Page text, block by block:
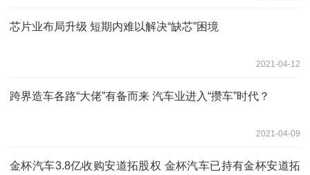
芯片业布局升级 短期内难以解决“缺芯”困境
2021-04-12
跨界造车各路“大佬”有备而来 汽车业进入“攒车”时代？
2021-04-09
金杯汽车3.8亿收购安道拓股权 金杯汽车已持有金杯安道拓